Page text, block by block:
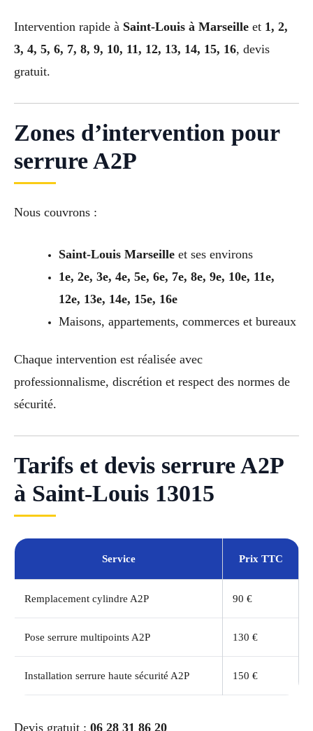
Intervention rapide à Saint-Louis à Marseille et 1, 2,
3, 4, 5, 6, 7, 8, 9, 10, 11, 12, 13, 14, 15, 16, devis
gratuit.
Zones d’intervention pour
serrure A2P
Nous couvrons :
Saint-Louis Marseilleet ses environs
1e, 2e, 3e, 4e, 5e, 6e, 7e, 8e, 9e, 10e, 11e,
12e, 13e, 14e, 15e, 16e
Maisons, appartements, commerces et bureaux
Chaque intervention est réalisée avec
professionnalisme, discrétion et respect des normes de
sécurité.
Tarifs et devis serrure A2P
à Saint-Louis 13015
Service Prix TTC
Remplacement cylindre A2P 90 €
Pose serrure multipoints A2P 130 €
Installation serrure haute sécurité A2P 150 €
Devis gratuit : 06 28 31 86 20